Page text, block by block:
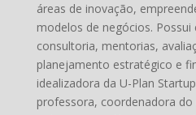
áreas de inovação,
modelos de negócios.
consultoria, mentorias,
planejamento estratégico e
idealizadora da U-Plan
professora, coordenadora